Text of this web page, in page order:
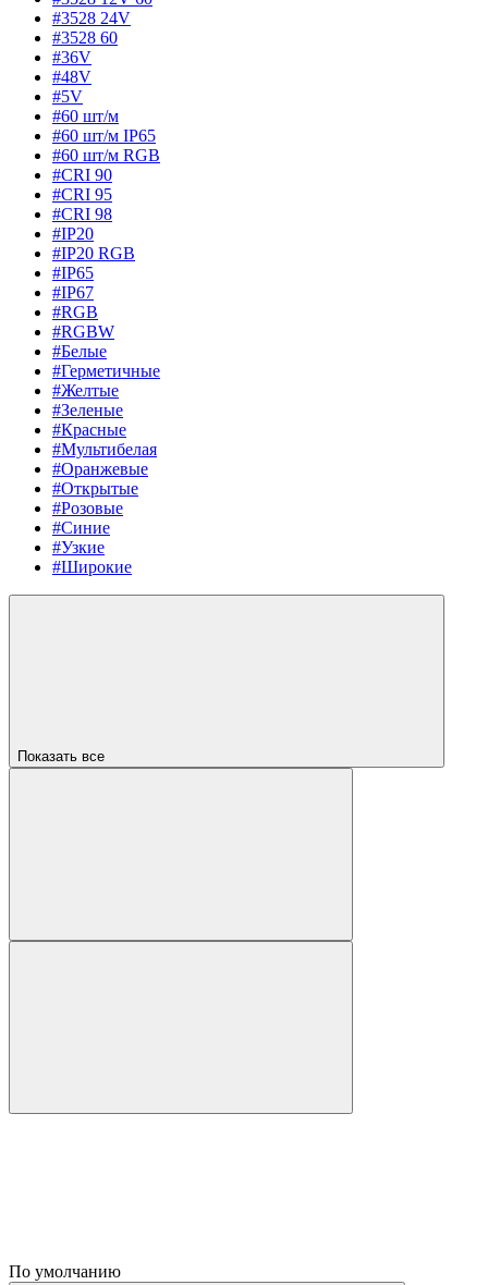
#3528 24V
#3528 60
#36V
#48V
#5V
#60 шт/м
#60 шт/м IP65
#60 шт/м RGB
#CRI 90
#CRI 95
#CRI 98
#IP20
#IP20 RGB
#IP65
#IP67
#RGB
#RGBW
#Белые
#Герметичные
#Желтые
#Зеленые
#Красные
#Мультибелая
#Оранжевые
#Открытые
#Розовые
#Синие
#Узкие
#Широкие
Показать все
По умолчанию